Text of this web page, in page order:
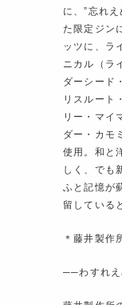
に、”忘れ
た限定ジン
ッツに、ラ
ニカル（ラ
ダーシード
リスルート
リー・マイ
ダー・カモ
使用。和と
しく、でも
ふと記憶が
留している
＊藤井製作
──わすれ